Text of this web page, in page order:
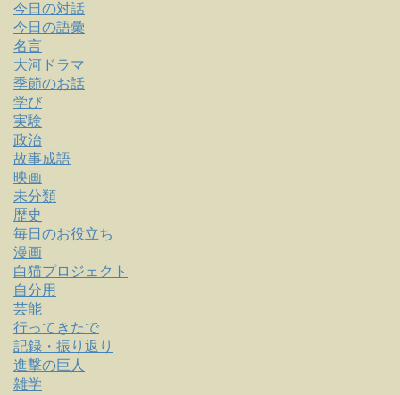
今日の対話
今日の語彙
名言
大河ドラマ
季節のお話
学び
実験
政治
故事成語
映画
未分類
歴史
毎日のお役立ち
漫画
白猫プロジェクト
自分用
芸能
行ってきたで
記録・振り返り
進撃の巨人
雑学